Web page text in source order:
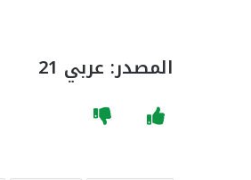
المصدر: عربي 21